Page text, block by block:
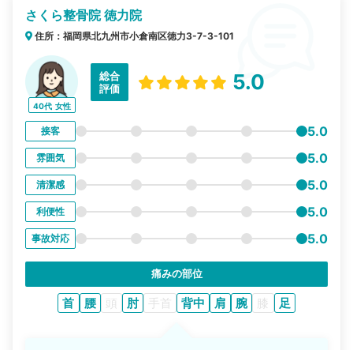
さくら整骨院 徳力院
住所：福岡県北九州市小倉南区徳力3-7-3-101
40代 女性
総合
評価
5.0
接客 5.0
雰囲気 5.0
清潔感 5.0
利便性 5.0
事故対応 5.0
痛みの部位
首 腰 頭 肘 手首 背中 肩 腕 膝 足